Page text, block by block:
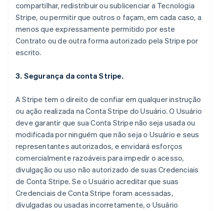
compartilhar, redistribuir ou sublicenciar a Tecnologia
Stripe, ou permitir que outros o façam, em cada caso, a
menos que expressamente permitido por este
Contrato ou de outra forma autorizado pela Stripe por
escrito.
3. Segurança da conta Stripe.
A Stripe tem o direito de confiar em qualquer instrução
ou ação realizada na Conta Stripe do Usuário. O Usuário
deve garantir que sua Conta Stripe não seja usada ou
modificada por ninguém que não seja o Usuário e seus
representantes autorizados, e envidará esforços
comercialmente razoáveis para impedir o acesso,
divulgação ou uso não autorizado de suas Credenciais
de Conta Stripe. Se o Usuário acreditar que suas
Credenciais de Conta Stripe foram acessadas,
divulgadas ou usadas incorretamente, o Usuário